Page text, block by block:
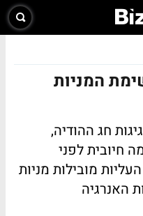
המניות
חג ההודיה,
חיובית לפני
מובילות מניות
האנרגיה